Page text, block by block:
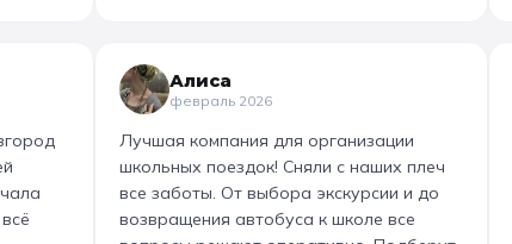
слоёного теста, а потом чаепитие со
скоморохом, играми и загадками. В
конце раздали горячие печеньки. На
производстве стоит самый вкусный и
волшебный аромат!
Алиса
февраль 2026
Лучшая компания для организации
школьных поездок! Сняли с наших плеч
все заботы. От выбора экскурсии и до
возвращения автобуса к школе все